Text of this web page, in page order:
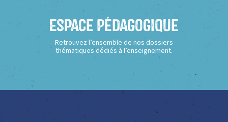
Espace Pédagogique
Retrouvez l’ensemble de nos dossiers
thématiques dédiés à l’enseignement.